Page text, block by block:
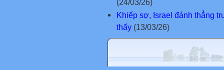
(24/03/26)
Khiếp sợ, Israel đánh thẳng
thấy (13/03/26)